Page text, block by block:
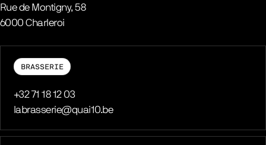
Rue de Montigny, 58
6000 Charleroi
BRASSERIE
Téléphone
+32 71 18 12 03
E-mail
labrasserie@quai10.be